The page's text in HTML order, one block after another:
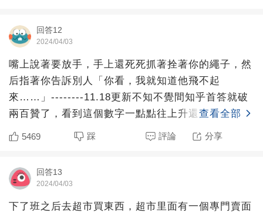
回答12
2024/04/03
嘴上說著要放手，手上還死死抓著拴著你的繩子，然
后指著你告訴別人「你看，我就知道他飛不起
來……」--------11.18更新不知不覺間知乎首答就破
兩百贊了，看到這個數字一點點往上升還是很心疼那
些和我一
查看全部
5469 踩 評論 分享
回答13
2024/04/03
下了班之后去超市買東西，超市里面有一個專門賣面